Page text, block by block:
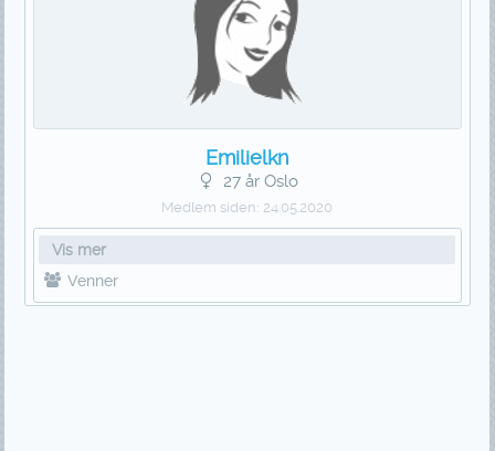
Emilielkn
27 år Oslo
Medlem siden: 24.05.2020
Vis mer
Venner